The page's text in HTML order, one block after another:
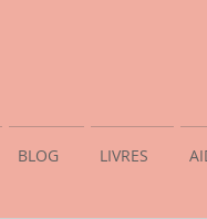
BLOG LIVRES